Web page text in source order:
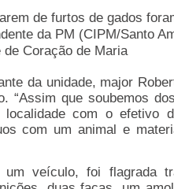
de furtos de gados
da PM (CIPM/Santo
Coração de Maria
da unidade, major
“Assim que soubemos
com o efetivo
com um animal e
veículo, foi flagrada